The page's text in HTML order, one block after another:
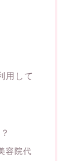
用して
容院代